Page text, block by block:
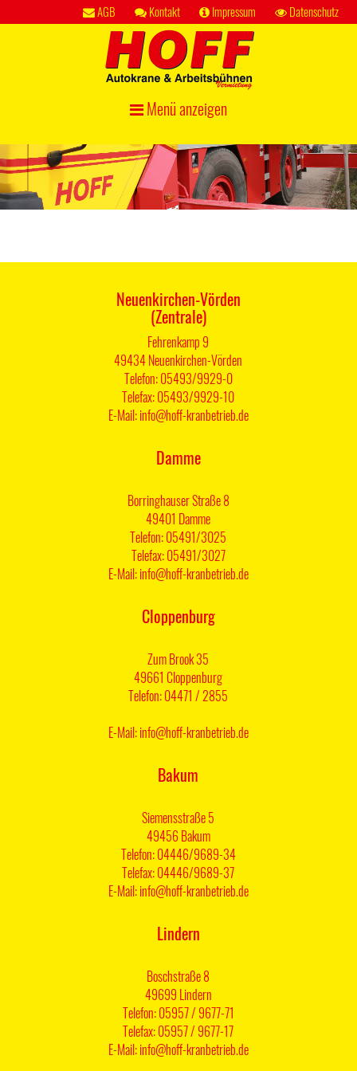
AGB Kontakt Impressum Datenschutz
Menü anzeigen
Neuenkirchen-Vörden
(Zentrale)
Fehrenkamp 9
49434 Neuenkirchen-Vörden
Telefon: 05493/9929-0
Telefax: 05493/9929-10
E-Mail: info@hoff-kranbetrieb.de
Damme
Borringhauser Straße 8
49401 Damme
Telefon: 05491/3025
Telefax: 05491/3027
E-Mail: info@hoff-kranbetrieb.de
Cloppenburg
Zum Brook 35
49661 Cloppenburg
Telefon: 04471 / 2855
E-Mail: info@hoff-kranbetrieb.de
Bakum
Siemensstraße 5
49456 Bakum
Telefon: 04446/9689-34
Telefax: 04446/9689-37
E-Mail: info@hoff-kranbetrieb.de
Lindern
Boschstraße 8
49699 Lindern
Telefon: 05957 / 9677-71
Telefax: 05957 / 9677-17
E-Mail: info@hoff-kranbetrieb.de